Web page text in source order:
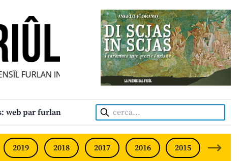
FURLAN INDIPENDENT • INDEPENDENT FRIULIAN MONTHLY
web par furlan Cerca:
2019 2018 2017 2016 2015 2014